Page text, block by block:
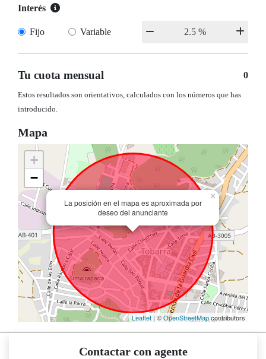
Interés
Fijo Variable
Tu cuota mensual 0
Estos resultados son orientativos, calculados con los números que has
introducido.
Mapa
La posición en el mapa es aproximada por
deseo del anunciante
×
+
−
Leaflet | ©OpenStreetMapcontributors
Contactar con agente